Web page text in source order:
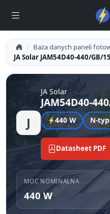
Baza danych paneli
JA Solar JAM54D40-440/GB/
J
JA Solar
JAM54D40-
440 W N-
Datasheet PDF
MOC NOMINALNA
440 W